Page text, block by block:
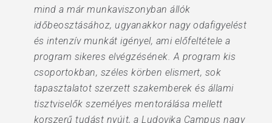
mind a már munkaviszonyban állók
időbeosztásához, ugyanakkor nagy odafigyelést
és intenzív munkát igényel, ami előfeltétele a
program sikeres elvégzésének. A program kis
csoportokban, széles körben elismert, sok
tapasztalatot szerzett szakemberek és állami
tisztviselők személyes mentorálása mellett
korszerű tudást nyújt, a Ludovika Campus nagy